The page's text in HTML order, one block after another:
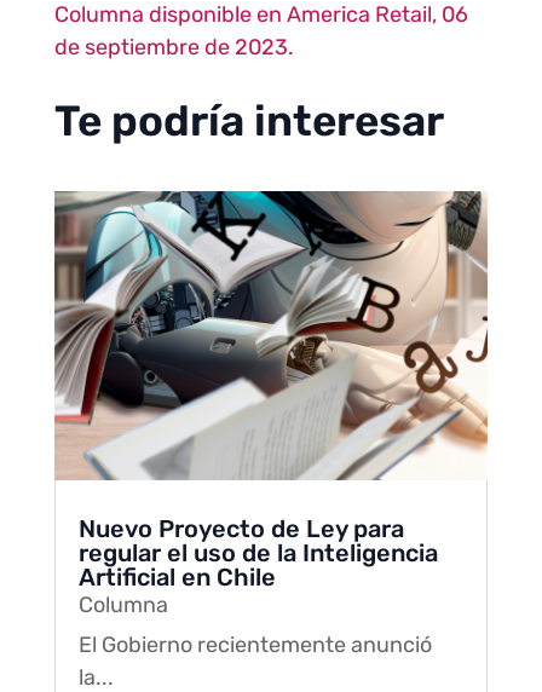
Columna disponible en America Retail, 06
de septiembre de 2023.
Te podría interesar
Nuevo Proyecto de Ley para
regular el uso de la Inteligencia
Artificial en Chile
Columna
El Gobierno recientemente anunció
la...